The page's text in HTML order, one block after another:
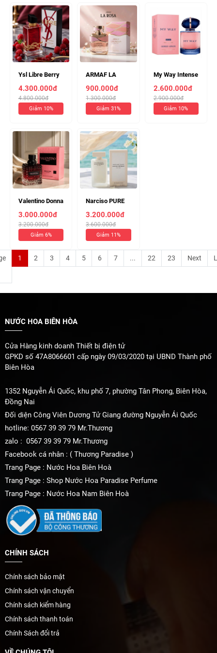
Ysl Libre Berry
Crush 90ml (
Chiết 10ml 530k
)
4.300.000đ
4.800.000đ
Giảm 10%
ARMAF LA
ROSA Pour
Femme EDP
100ml ( Chiết
10ml 140k )
900.000đ
1.300.000đ
Giảm 31%
My Way Intense
EDP 90ml (
Chiết 10ml 330k
)
2.600.000đ
2.900.000đ
Giảm 10%
Valentino Donna
Born In Roma
Intense Edp
100ml (chiết
10ml 350k)
3.000.000đ
3.200.000đ
Giảm 6%
Narciso PURE
MUSC BLANC
For Her EDP
Intense 100ml (
Chiết 10ml 370k
)
3.200.000đ
3.600.000đ
Giảm 11%
1 2 3 4 5 6 7 ... 22 23 Next
NƯỚC HOA BIÊN HÒA
Cửa Hàng kinh doanh Thiết bị điện tử
GPKD số 47A8066601 cấp ngày 09/03/2020 tại UBND Thành phố
Biên Hòa
1352 Nguyễn Ái Quốc, khu phố 7, phường Tân Phong, Biên Hòa,
Đồng Nai
Đối diện Công Viên Dương Tử Giang đường Nguyễn Ái Quốc
hotline: 0567 39 39 79 Mr.Thương
zalo : 0567 39 39 79 Mr.Thương
Facebook cá nhân : ( Thương Paradise )
Trang Page : Nước Hoa Biên Hoà
Trang Page : Shop Nước Hoa Paradise Perfume
Trang Page : Nước Hoa Nam Biên Hoà
CHÍNH SÁCH
Chính sách bảo mật
Chính sách vận chuyển
Chính sách kiểm hàng
Chính sách thanh toán
Chính Sách đổi trả